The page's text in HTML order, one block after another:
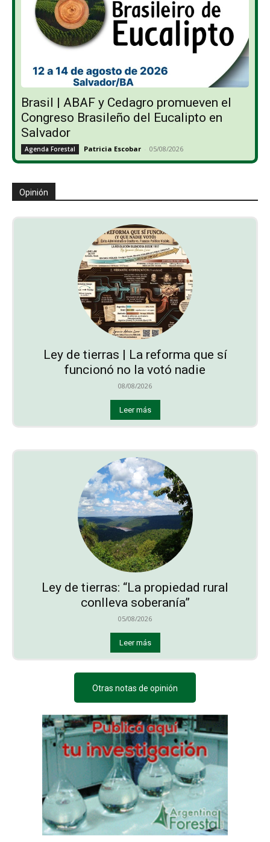
Brasil | ABAF y Cedagro promueven el
Congreso Brasileño del Eucalipto en
Salvador
Agenda Forestal Patricia Escobar - 05/08/2026
Opinión
Ley de tierras | La reforma que sí
funcionó no la votó nadie
08/08/2026
Leer más
Ley de tierras: “La propiedad rural
conlleva soberanía”
05/08/2026
Leer más
Otras notas de opinión